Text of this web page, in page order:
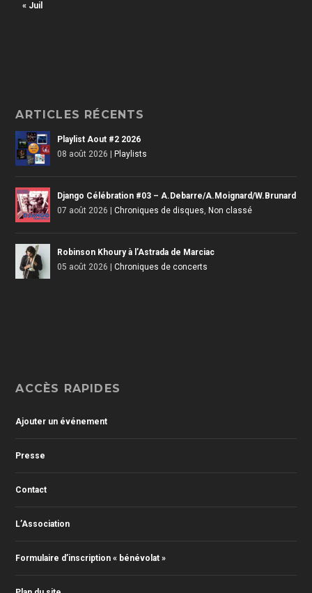
« Juil
ARTICLES RÉCENTS
Playlist Aout #2 2026
08 août 2026
Playlists
Django Célébration #03 – A.Debarre/A.Moignard/W.Brunard
07 août 2026
|Chroniques de disques, Non classé
Robinson Khoury à l’Astrada de Marciac
05 août 2026
|Chroniques de concerts
ACCÈS RAPIDES
Ajouter un événement
Presse
Contact
L’Association
Formulaire d’inscription « bénévolat »